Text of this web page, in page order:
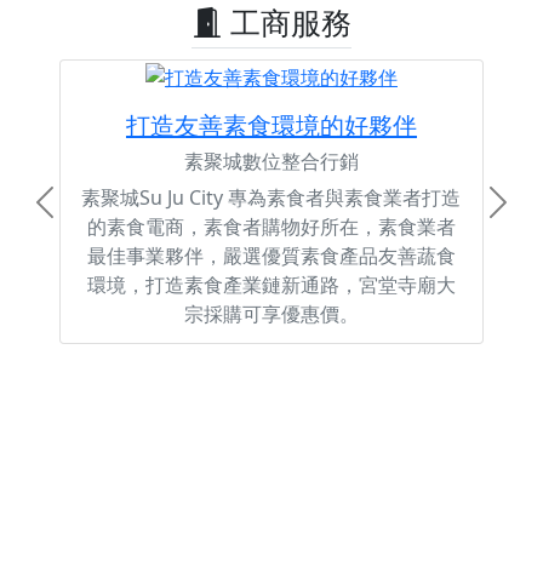
工商服務
打造友善素食環境的好夥伴
素聚城數位整合行銷
素聚城Su Ju City 專為素食者與素食業者打造
的素食電商，素食者購物好所在，素食業者
最佳事業夥伴，嚴選優質素食產品友善蔬食
環境，打造素食產業鏈新通路，宮堂寺廟大
宗採購可享優惠價。
Previous Next